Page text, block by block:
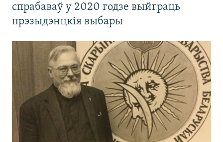
спрабаваў у 2020 годзе выйграць
прэзыдэнцкія выбары